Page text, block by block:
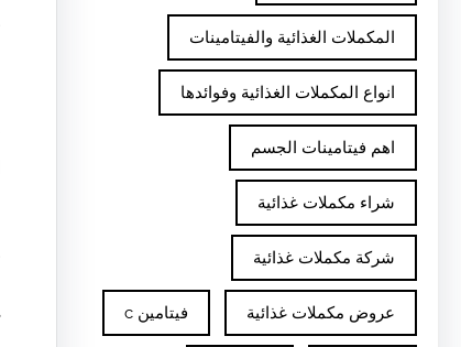
المكملات الغذائية والفيتامينات
انواع المكملات الغذائية وفوائدها
اهم فيتامينات الجسم
شراء مكملات غذائية
شركة مكملات غذائية
عروض مكملات غذائية فيتامين c